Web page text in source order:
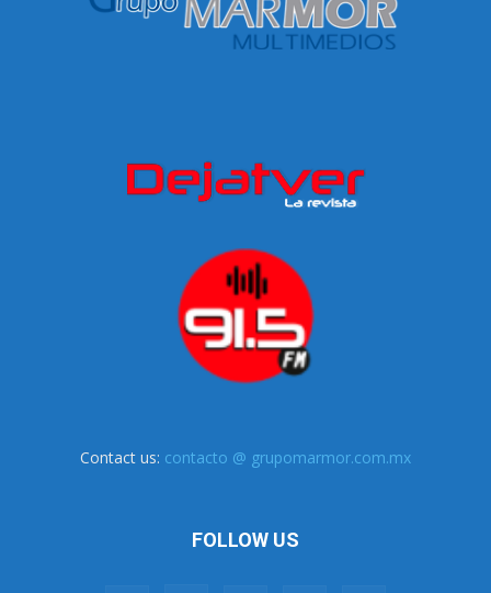
Contact us: contacto @ grupomarmor.com.mx
FOLLOW US